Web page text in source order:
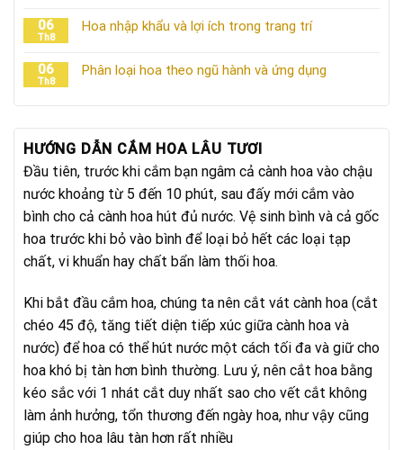
06
Th8
Hoa nhập khẩu và lợi ích trong trang trí
06
Th8
Phân loại hoa theo ngũ hành và ứng dụng
HƯỚNG DẪN CẮM HOA LÂU TƯƠI
Đầu tiên, trước khi cắm bạn ngâm cả cành hoa vào chậu
nước khoảng từ 5 đến 10 phút, sau đấy mới cắm vào
bình cho cả cành hoa hút đủ nước. Vệ sinh bình và cả gốc
hoa trước khi bỏ vào bình để loại bỏ hết các loại tạp
chất, vi khuẩn hay chất bẩn làm thối hoa.
Khi bắt đầu cắm hoa, chúng ta nên cắt vát cành hoa (cắt
chéo 45 độ, tăng tiết diện tiếp xúc giữa cành hoa và
nước) để hoa có thể hút nước một cách tối đa và giữ cho
hoa khó bị tàn hơn bình thường. Lưu ý, nên cắt hoa bằng
kéo sắc với 1 nhát cắt duy nhất sao cho vết cắt không
làm ảnh hưởng, tổn thương đến ngày hoa, như vậy cũng
giúp cho hoa lâu tàn hơn rất nhiều